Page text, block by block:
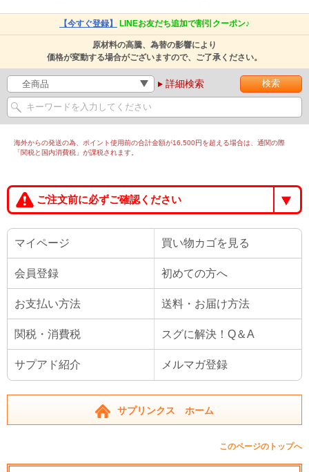
【今すぐ登録】 LINEお友だち追加で割引クーポン♪
原材料の高騰、為替の影響により
価格が変動する場合がございますので、ご了承ください。
詳細検索
海外からの発送の為、ポイント使用前の合計金額が16,500円を超える場合は、通関の際
「関税と国内消費税」が課税されます。
ご注文前に必ずご確認ください
マイページ 買い物カゴを見る
会員登録 初めての方へ
お支払い方法 送料・お届け方法
関税・消費税 スグに解決！Q＆A
サプアド紹介 メルマガ登録
サプリンクス ホーム
このページのトップへ